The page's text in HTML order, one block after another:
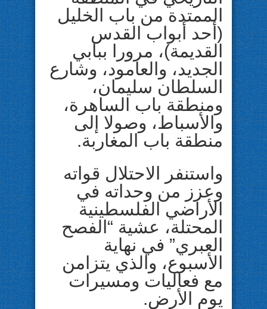
الممتدة من باب الخليل
(أحد أبواب القدس
القديمة)، مرورا ببابي
الجديد، والعامود، وشارع
السلطان سليمان،
ومنطقة باب الساهرة،
والأسباط، وصولا إلى
منطقة باب المغاربة.
واستنفر الاحتلال قواته
وعزز من وحداته في
الأراضي الفلسطينية
المحتلة، عشية “الفصح
العبري” في نهاية
الأسبوع، والذي يتزامن
مع فعاليات ومسيرات
يوم الأرض.